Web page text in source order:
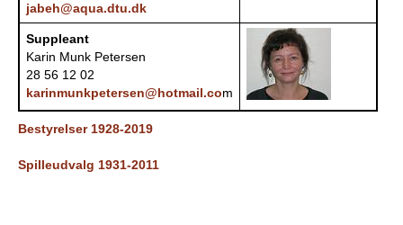
jabeh@aqua.dtu.dk
Suppleant
Karin Munk Petersen
28 56 12 02
karinmunkpetersen@hotmail.com
Bestyrelser 1928-2019
Spilleudvalg 1931-2011